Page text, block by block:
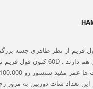
فریم از نظر ظاهری جسه
این تعداد شات دوربین به